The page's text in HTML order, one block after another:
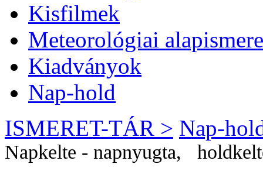
Kisfilmek
Meteorológiai
Kiadványok
Nap-hold
ISMERET-TÁR > Nap-
Napkelte - napnyugta,